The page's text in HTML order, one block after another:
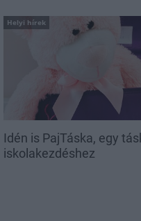
Helyi hírek
Idén is PajTáska, egy
iskolakezdéshez